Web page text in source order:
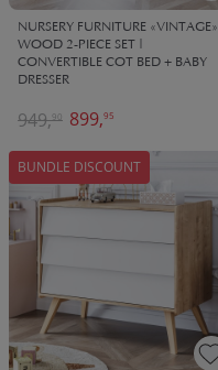
NURSERY FURNITURE «VINTAGE»
WOOD 2-PIECE SET |
CONVERTIBLE COT BED + BABY
DRESSER
899,95
949,90
BUNDLE DISCOUNT